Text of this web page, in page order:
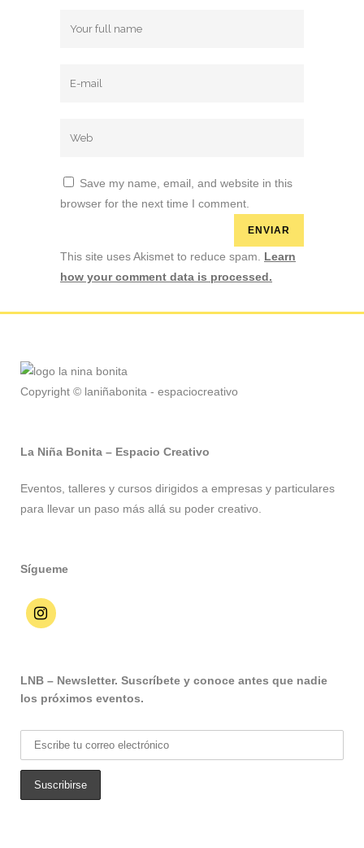
Save my name, email, and website in this
browser for the next time I comment.
This site uses Akismet to reduce spam. Learn
how your comment data is processed.
Copyright © laniñabonita - espaciocreativo
La Niña Bonita – Espacio Creativo
Eventos, talleres y cursos dirigidos a empresas y particulares
para llevar un paso más allá su poder creativo.
Sígueme
LNB – Newsletter. Suscríbete y conoce antes que nadie
los próximos eventos.